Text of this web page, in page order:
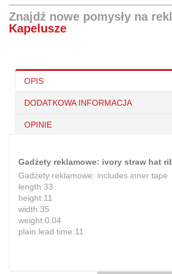
Znajdź nowe pomysły na
Kapelusze
OPIS
DODATKOWA INFORMACJA
OPINIE
Gadżety reklamowe: ivory straw hat
Gadżety reklamowe: includes inner tape
length:33
height:11
width:35
weight:0.04
plain lead time:11